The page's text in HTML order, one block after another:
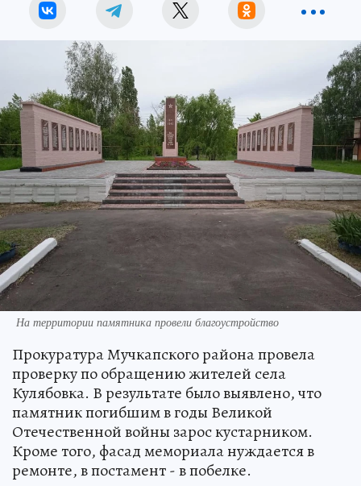
На территории памятника провели благоустройство
Прокуратура Мучкапского района провела
проверку по обращению жителей села
Кулябовка. В результате было выявлено, что
памятник погибшим в годы Великой
Отечественной войны зарос кустарником.
Кроме того, фасад мемориала нуждается в
ремонте, в постамент - в побелке.